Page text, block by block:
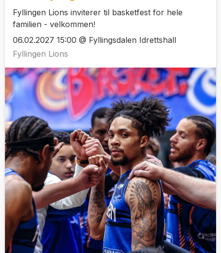
Fyllingen Lions inviterer til basketfest for hele
familien - velkommen!
06.02.2027 15:00 @ Fyllingsdalen Idrettshall
Fyllingen Lions